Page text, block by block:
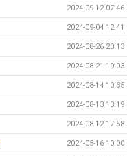
2024-09-12 07:46
2024-09-04 12:41
2024-08-26 20:13
2024-08-21 19:03
2024-08-14 10:35
2024-08-13 13:19
2024-08-12 17:58
2024-05-16 10:00